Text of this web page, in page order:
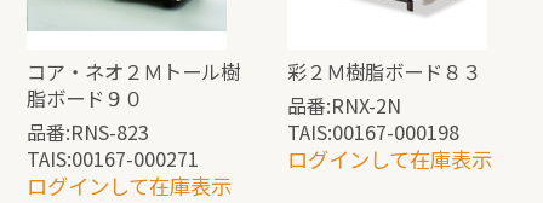
コア・ネオ２Ｍトール樹
脂ボード９０
品番:RNS-823
TAIS:00167-000271
ログインして在庫表示
彩２Ｍ樹脂ボード８３
品番:RNX-2N
TAIS:00167-000198
ログインして在庫表示